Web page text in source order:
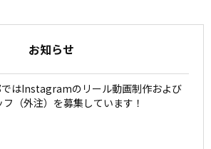
お知らせ
ではInstagramのリール動画制作および
（外注）を募集しています！